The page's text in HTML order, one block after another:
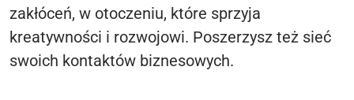
zakłóceń, w otoczeniu, które sprzyja
kreatywności i rozwojowi. Poszerzysz też sieć
swoich kontaktów biznesowych.